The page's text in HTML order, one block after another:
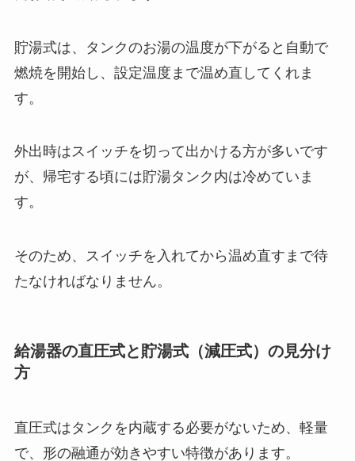
貯湯式は、タンクのお湯の温度が下がると自動で
燃焼を開始し、設定温度まで温め直してくれま
す。
外出時はスイッチを切って出かける方が多いです
が、帰宅する頃には貯湯タンク内は冷めていま
す。
そのため、スイッチを入れてから温め直すまで待
たなければなりません。
給湯器の直圧式と貯湯式（減圧式）の見分け
方
直圧式はタンクを内蔵する必要がないため、軽量
で、形の融通が効きやすい特徴があります。